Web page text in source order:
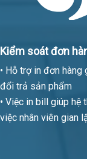
Kiểm soát đơn
• Hỗ trợ in đơn hàng
đổi trả sản phẩm
• Việc in bill giúp hệ
việc nhân viên gian